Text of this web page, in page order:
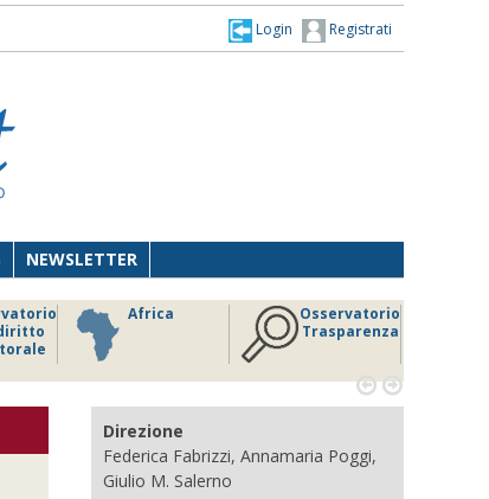
Registrati
Login
NEWSLETTER
Africa
Osservatorio
Trasparenza
 
Direzione
Federica Fabrizzi, Annamaria Poggi,
Giulio M. Salerno